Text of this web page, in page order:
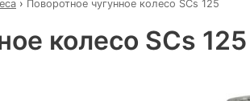
› Поворотное чугунное колесо SCs 125
колесо SCs 125